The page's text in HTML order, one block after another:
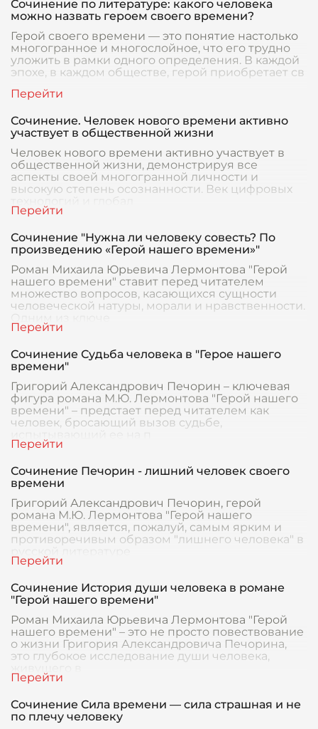
Сочинение по литературе: какого человека
можно назвать героем своего времени?
Герой своего времени — это понятие настолько
многогранное и многослойное, что его трудно
уложить в рамки одного определения. В каждой
эпохе, в каждом обществе, герой приобретает св
Сочинение. Человек нового времени активно
участвует в общественной жизни
Человек нового времени активно участвует в
общественной жизни, демонстрируя все
аспекты своей многогранной личности и
высокую степень осознанности. Век цифровых
технологий и глобал
Сочинение "Нужна ли человеку совесть? По
произведению «Герой нашего времени»"
Роман Михаила Юрьевича Лермонтова "Герой
нашего времени" ставит перед читателем
множество вопросов, касающихся сущности
человеческой натуры, морали и нравственности.
Одним из ключе
Сочинение Судьба человека в "Герое нашего
времени"
Григорий Александрович Печорин – ключевая
фигура романа М.Ю. Лермонтова "Герой нашего
времени" – предстает перед читателем как
человек, бросающий вызов судьбе,
Сочинение Печорин - лишний человек своего
времени
Григорий Александрович Печорин, герой
романа М.Ю. Лермонтова "Герой нашего
времени", является, пожалуй, самым ярким и
противоречивым образом "лишнего человека" в
Сочинение История души человека в романе
"Герой нашего времени"
Роман Михаила Юрьевича Лермонтова "Герой
нашего времени" – это не просто повествование
о жизни Григория Александровича Печорина,
это глубокое исследование души человека,
Сочинение Сила времени — сила страшная и не
по плечу человеку